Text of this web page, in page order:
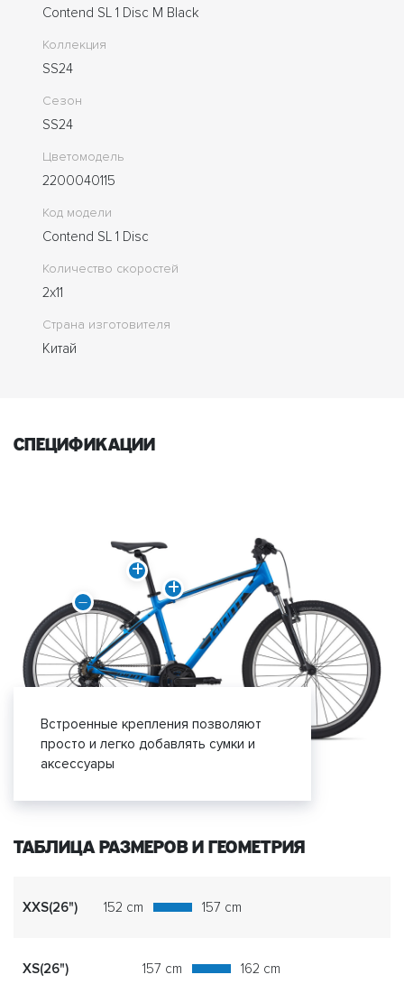
Contend SL 1 Disc M Black
Коллекция
SS24
Сезон
SS24
Цветомодель
2200040115
Код модели
Contend SL 1 Disc
Количество скоростей
2x11
Страна изготовителя
Китай
спецификации
Встроенные крепления позволяют
просто и легко добавлять сумки и
аксессуары
ТАБЛИЦА РАЗМЕРОВ И ГЕОМЕТРИЯ
XXS(26") 152 cm 157 cm
XS(26") 157 cm 162 cm